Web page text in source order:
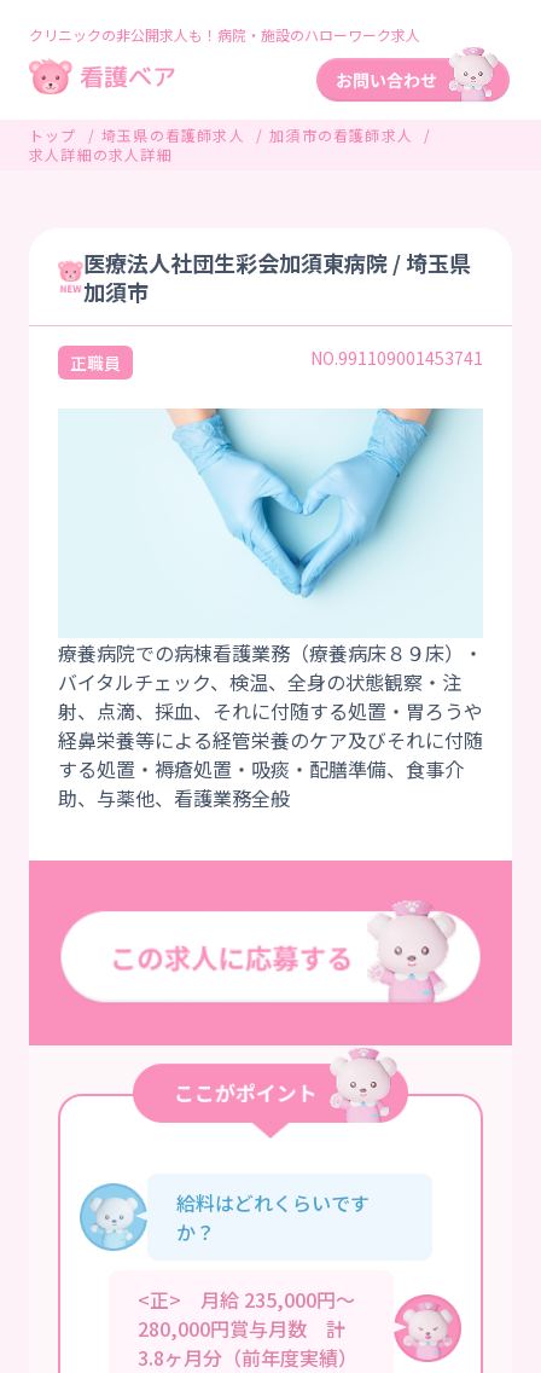
クリニックの非公開求人も！病院・施設のハローワーク求人
トップ 埼玉県の看護師求人
加須市の看護師求人
求人詳細の求人詳細
医療法人社団生彩会加須東病院 / 埼玉県
加須市
正職員 NO.991109001453741
療養病院での病棟看護業務（療養病床８９床）・
バイタルチェック、検温、全身の状態観察・注
射、点滴、採血、それに付随する処置・胃ろうや
経鼻栄養等による経管栄養のケア及びそれに付随
する処置・褥瘡処置・吸痰・配膳準備、食事介
給料はどれくらいです
か？
<正> 月給 235,000円～
280,000円賞与月数 計
3.8ヶ月分（前年度実績）